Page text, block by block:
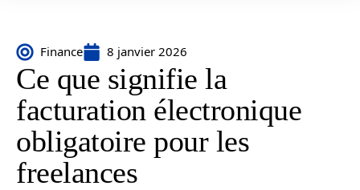
Finance 8 janvier 2026
Ce que signifie la
facturation électronique
obligatoire pour les
freelances